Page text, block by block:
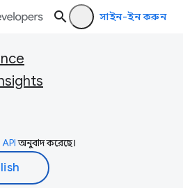
সাইন-ইন করুন
অনুবাদ করেছে।